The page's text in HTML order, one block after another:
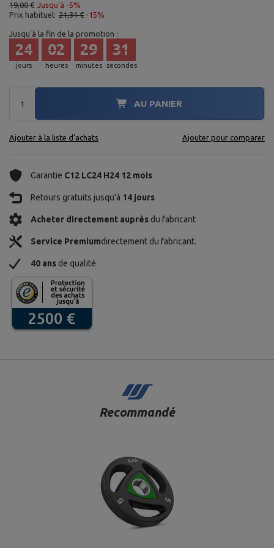
19,00 € Jusqu'à -5%
Prix habituel: 21,31 € -15%
Jusqu'à la fin de la promotion :
jours
24
heures
02
minutes
29
secondes
29
AU PANIER
Ajouter à la liste d'achats Ajouter pour comparer
Garantie C12 LC24 H24 12 mois
Retours gratuits jusqu'à 14 jours
Acheter directement auprès du fabricant
Service Premiumdirectement du fabricant.
40 ans de qualité
Recommandé